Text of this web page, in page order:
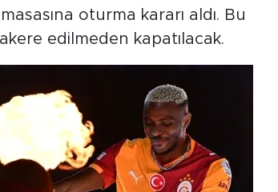
oturma kararı aldı. Bu
edilmeden kapatılacak.